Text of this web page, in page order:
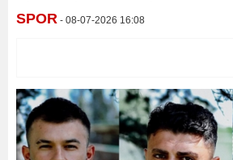
SPOR - 08-07-2026 16:08